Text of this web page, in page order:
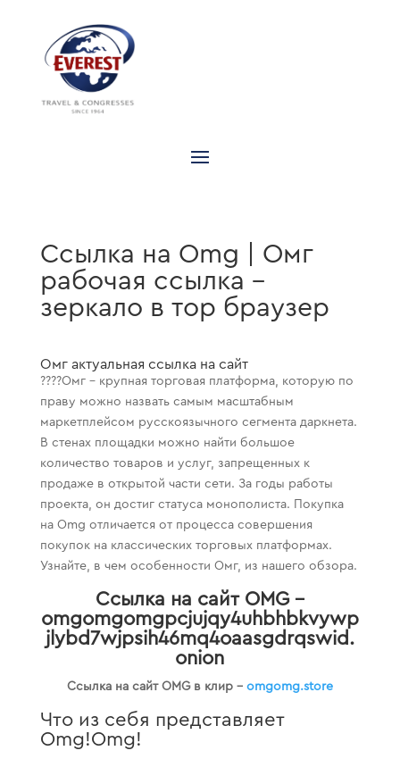
Ссылка на Omg | Омг
рабочая ссылка –
зеркало в тор браузер
Омг актуальная ссылка на сайт
????Омг – крупная торговая платформа, которую по
праву можно назвать самым масштабным
маркетплейсом русскоязычного сегмента даркнета.
В стенах площадки можно найти большое
количество товаров и услуг, запрещенных к
продаже в открытой части сети. За годы работы
проекта, он достиг статуса монополиста. Покупка
на Omg отличается от процесса совершения
покупок на классических торговых платформах.
Узнайте, в чем особенности Омг, из нашего обзора.
Ссылка на сайт OMG –
omgomgomgpcjujqy4uhbhbkvywp
jlybd7wjpsih46mq4oaasgdrqswid.
onion
Ссылка на сайт OMG в клир – omgomg.store
Что из себя представляет
Omg!Omg!